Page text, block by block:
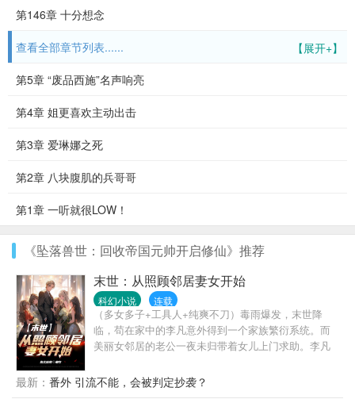
第146章 十分想念
【展开+】
查看全部章节列表......
第5章 “废品西施”名声响亮
第4章 姐更喜欢主动出击
第3章 爱琳娜之死
第2章 八块腹肌的兵哥哥
第1章 一听就很LOW！
《坠落兽世：回收帝国元帅开启修仙》推荐
末世：从照顾邻居妻女开始
科幻小说 连载
（多女多子+工具人+纯爽不刀）毒雨爆发，末世降
临，苟在家中的李凡意外得到一个家族繁衍系统。而
美丽女邻居的老公一夜未归带着女儿上门求助。李凡
最新： 番外 引流不能，会被判定抄袭？